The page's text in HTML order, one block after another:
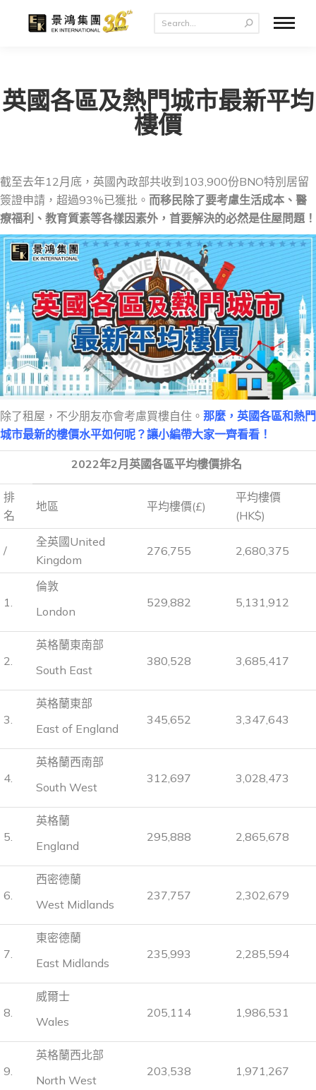
英國各區及熱門城市最新平均
樓價
截至去年12月底，英國內政部共收到103,900份BNO特別居留
簽證申請，超過93%已獲批。 而移民除了要考慮生活成本、醫
療福利、教育質素等各樣因素外，首要解決的必然是住屋問題！
除了租屋，不少朋友亦會考慮買樓自住。 那麼，英國各區和熱門
城市最新的樓價水平如何呢？讓小編帶大家一齊看看！
2022年2月英國各區平均樓價排名
排
名
地區 平均樓價(£)
平均樓價
(HK$)
/
全英國United
Kingdom
276,755 2,680,375
1.
倫敦
London
529,882 5,131,912
2.
英格蘭東南部
South East
380,528 3,685,417
3.
英格蘭東部
East of England
345,652 3,347,643
4.
英格蘭西南部
South West
312,697 3,028,473
5.
英格蘭
England
295,888 2,865,678
6.
西密德蘭
West Midlands
237,757 2,302,679
7.
東密德蘭
East Midlands
235,993 2,285,594
8.
威爾士
Wales
205,114 1,986,531
9.
英格蘭西北部
North West
203,538 1,971,267